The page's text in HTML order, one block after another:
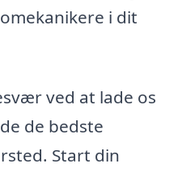
i dit
ved at lade os
de bedste
Start din